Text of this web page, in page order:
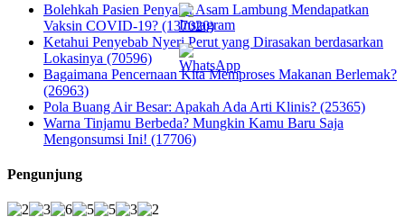
Bolehkah Pasien Penyakit Asam Lambung Mendapatkan
Vaksin COVID-19? (137020)
Ketahui Penyebab Nyeri Perut yang Dirasakan berdasarkan
Lokasinya (70596)
Bagaimana Pencernaan Kita Memproses Makanan Berlemak?
(26963)
Pola Buang Air Besar: Apakah Ada Arti Klinis? (25365)
Warna Tinjamu Berbeda? Mungkin Kamu Baru Saja
Mengonsumsi Ini! (17706)
Pengunjung